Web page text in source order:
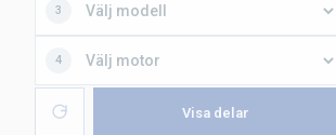
3
4
Visa delar